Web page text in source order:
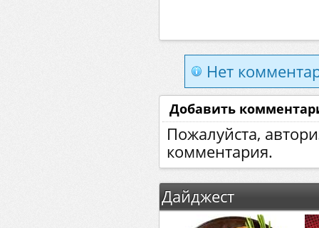
Нет
Добавить
Пожалуйста,
комментария.
Дайджест